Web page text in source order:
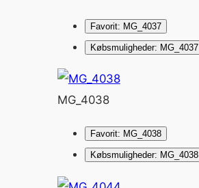
Favorit: MG_4037
Købsmuligheder: MG_4037
MG_4038
Favorit: MG_4038
Købsmuligheder: MG_4038